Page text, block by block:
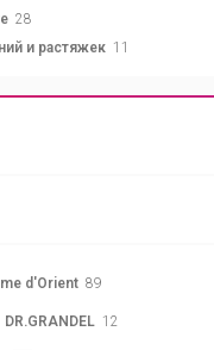
28
и растяжек 11
d'Orient 89
DR.GRANDEL 12